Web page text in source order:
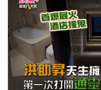
通靈體質｜洪助昇天生
鬼 第一次打開通靈之門